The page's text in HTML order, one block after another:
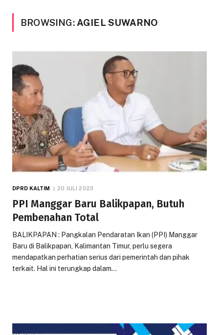
BROWSING: AGIEL SUWARNO
DPRD KALTIM 20 JULI 2023
PPI Manggar Baru Balikpapan, Butuh
Pembenahan Total
BALIKPAPAN : Pangkalan Pendaratan Ikan (PPI) Manggar
Baru di Balikpapan, Kalimantan Timur, perlu segera
mendapatkan perhatian serius dari pemerintah dan pihak
terkait. Hal ini terungkap dalam…